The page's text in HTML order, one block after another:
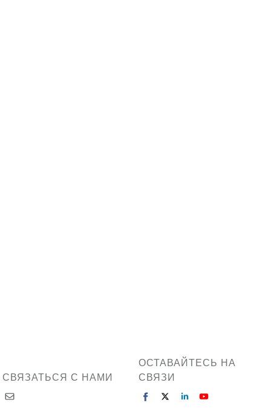
СВЯЗАТЬСЯ С НАМИ
ОСТАВАЙТЕСЬ НА
СВЯЗИ